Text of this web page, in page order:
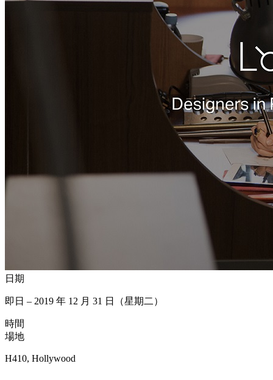
日期
即日 – 2019 年 12 月 31 日（星期二）
時間
場地
H410, Hollywood